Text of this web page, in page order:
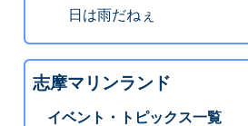
日は雨だねぇ
志摩マリンランド
イベント・トピックス一覧